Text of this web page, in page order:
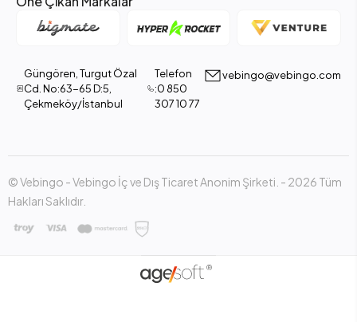
Güngören, Turgut Özal
Cd. No:63-65 D:5,
Çekmeköy/İstanbul
Telefon
:0 850
307 10 77
vebingo@vebingo.com
© Vebingo - Vebingo İç ve Dış Ticaret Anonim Şirketi. - 2026 Tüm
Hakları Saklıdır.